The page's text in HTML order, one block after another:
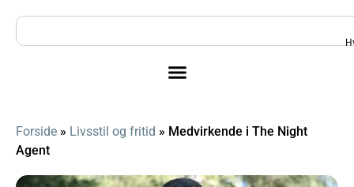
Forside » Livsstil og fritid » Medvirkende i The Night
Agent